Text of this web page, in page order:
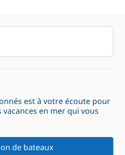
est à votre écoute pour
en mer qui vous
de bateaux